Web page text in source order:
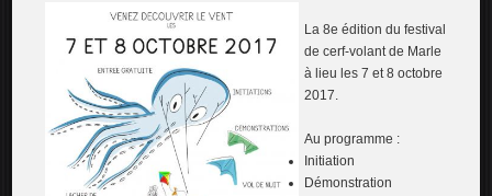
La 8e édition du festival
de cerf-volant de Marle
à lieu les 7 et 8 octobre
2017.
Au programme :
Initiation
Démonstration